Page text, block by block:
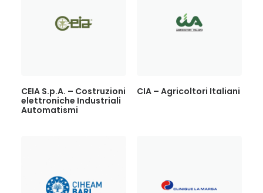
CEIA S.p.A. – Costruzioni
elettroniche Industriali
Automatismi
CIA – Agricoltori Italiani